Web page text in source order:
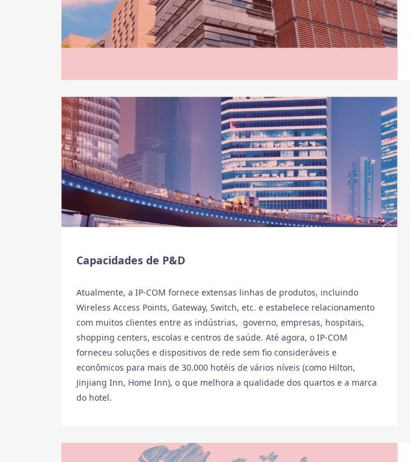
Capacidades de P&D
Atualmente, a IP-COM fornece extensas linhas de produtos, incluindo
Wireless Access Points, Gateway, Switch, etc. e estabelece relacionamento
com muitos clientes entre as indústrias, governo, empresas, hospitais,
shopping centers, escolas e centros de saúde. Até agora, o IP-COM
forneceu soluções e dispositivos de rede sem fio consideráveis ​​e
econômicos para mais de 30.000 hotéis de vários níveis (como Hilton,
Jinjiang Inn, Home Inn), o que melhora a qualidade dos quartos e a marca
do hotel.